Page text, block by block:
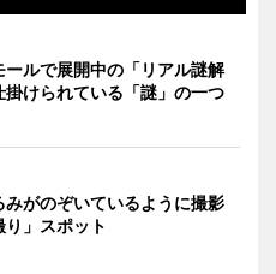
ールで展開中の「リアル謎解
掛けられている「謎」の一つ
みがのぞいているように撮影
」スポット